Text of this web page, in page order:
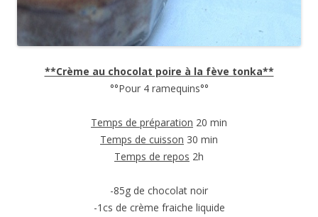
**Crème au chocolat poire à la fève tonka**
°°Pour 4 ramequins°°
Temps de préparation 20 min
Temps de cuisson 30 min
Temps de repos 2h
-85g de chocolat noir
-1cs de crème fraiche liquide